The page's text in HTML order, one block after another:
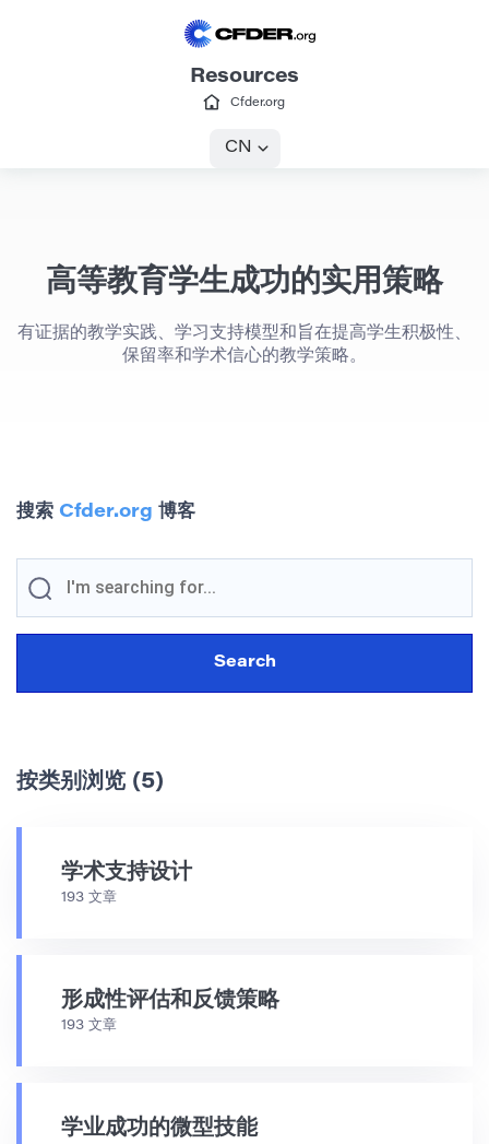
Resources
Cfder.org
CN
高等教育学生成功的实用策略
有证据的教学实践、学习支持模型和旨在提高学生积极性、
保留率和学术信心的教学策略。
搜索 Cfder.org 博客
按类别浏览 (5)
学术支持设计
193 文章
形成性评估和反馈策略
193 文章
学业成功的微型技能